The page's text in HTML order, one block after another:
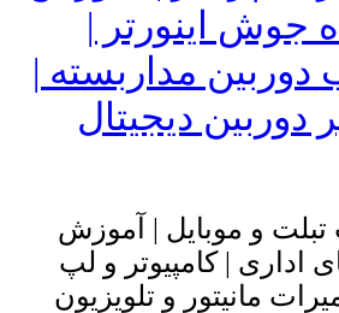
جوش اینورتر |
مداربسته |
دوربین دیجیتال
تبلت و موبایل | آموزش
اداری | کامپیوتر و لپ
مانیتور و تلویزیون